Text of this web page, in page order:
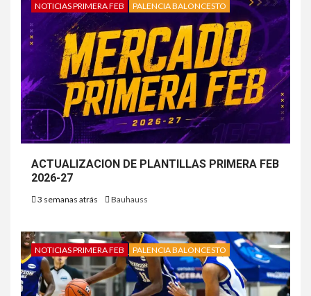
NOTICIAS PRIMERA FEB PALENCIA BALONCESTO
ACTUALIZACION DE PLANTILLAS PRIMERA FEB
2026-27
3 semanas atrás Bauhauss
NOTICIAS PRIMERA FEB PALENCIA BALONCESTO